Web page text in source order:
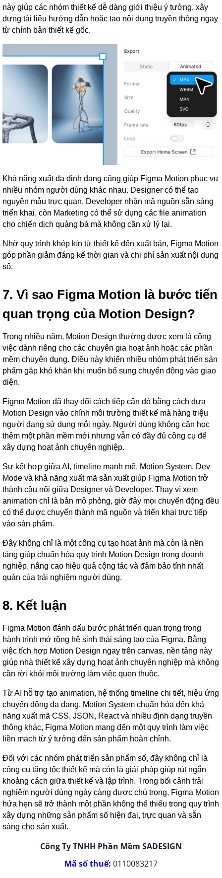
này giúp các nhóm thiết kế dễ dàng giới thiệu ý tưởng, xây
dựng tài liệu hướng dẫn hoặc tạo nội dung truyền thông ngay
từ chính bản thiết kế gốc.
Khả năng xuất đa định dạng cũng giúp Figma Motion phục vụ
nhiều nhóm người dùng khác nhau. Designer có thể tạo
nguyên mẫu trực quan, Developer nhận mã nguồn sẵn sàng
triển khai, còn Marketing có thể sử dụng các file animation
cho chiến dịch quảng bá mà không cần xử lý lại.
Nhờ quy trình khép kín từ thiết kế đến xuất bản, Figma Motion
góp phần giảm đáng kể thời gian và chi phí sản xuất nội dung
số.
7. Vì sao Figma Motion là bước tiến
quan trọng của Motion Design?
Trong nhiều năm, Motion Design thường được xem là công
việc dành riêng cho các chuyên gia hoạt ảnh hoặc các phần
mềm chuyên dụng. Điều này khiến nhiều nhóm phát triển sản
phẩm gặp khó khăn khi muốn bổ sung chuyển động vào giao
diện.
Figma Motion đã thay đổi cách tiếp cận đó bằng cách đưa
Motion Design vào chính môi trường thiết kế mà hàng triệu
người đang sử dụng mỗi ngày. Người dùng không cần học
thêm một phần mềm mới nhưng vẫn có đầy đủ công cụ để
xây dựng hoạt ảnh chuyên nghiệp.
Sự kết hợp giữa AI, timeline mạnh mẽ, Motion System, Dev
Mode và khả năng xuất mã sản xuất giúp Figma Motion trở
thành cầu nối giữa Designer và Developer. Thay vì xem
animation chỉ là bản mô phỏng, giờ đây mọi chuyển động đều
có thể được chuyển thành mã nguồn và triển khai trực tiếp
vào sản phẩm.
Đây không chỉ là một công cụ tạo hoạt ảnh mà còn là nền
tảng giúp chuẩn hóa quy trình Motion Design trong doanh
nghiệp, nâng cao hiệu quả cộng tác và đảm bảo tính nhất
quán của trải nghiệm người dùng.
8. Kết luận
Figma Motion đánh dấu bước phát triển quan trọng trong
hành trình mở rộng hệ sinh thái sáng tạo của Figma. Bằng
việc tích hợp Motion Design ngay trên canvas, nền tảng này
giúp nhà thiết kế xây dựng hoạt ảnh chuyên nghiệp mà không
cần rời khỏi môi trường làm việc quen thuộc.
Từ AI hỗ trợ tạo animation, hệ thống timeline chi tiết, hiệu ứng
chuyển động đa dạng, Motion System chuẩn hóa đến khả
năng xuất mã CSS, JSON, React và nhiều định dạng truyền
thông khác, Figma Motion mang đến một quy trình làm việc
liền mạch từ ý tưởng đến sản phẩm hoàn chỉnh.
Đối với các nhóm phát triển sản phẩm số, đây không chỉ là
công cụ tăng tốc thiết kế mà còn là giải pháp giúp rút ngắn
khoảng cách giữa thiết kế và lập trình. Trong bối cảnh trải
nghiệm người dùng ngày càng được chú trọng, Figma Motion
hứa hẹn sẽ trở thành một phần không thể thiếu trong quy trình
xây dựng những sản phẩm số hiện đại, trực quan và sẵn
sàng cho sản xuất.
Công Ty TNHH Phần Mềm SADESIGN
Mã số thuế: 0110083217